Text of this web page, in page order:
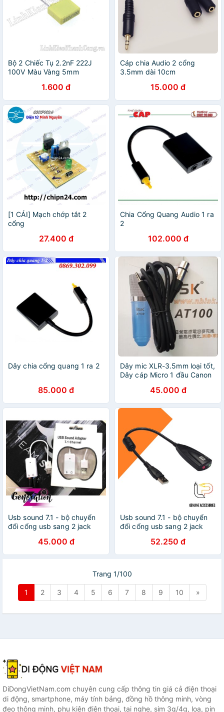
Bộ 2 Chiếc Tụ 2.2nF 222J
100V Màu Vàng 5mm
1.600 đ
Cáp chia Audio 2 cổng
3.5mm dài 10cm
15.000 đ
[1 CÁI] Mạch chớp tắt 2
cổng
27.400 đ
Chia Cổng Quang Audio 1 ra
2
102.000 đ
Dây chia cổng quang 1 ra 2
85.000 đ
Dây mic XLR-3.5mm loại tốt,
Dây cáp Micro 1 đầu Canon
45.000 đ
Usb sound 7.1 - bộ chuyển
đổi cổng usb sang 2 jack
45.000 đ
Usb sound 7.1 - bộ chuyển
đổi cổng usb sang 2 jack
52.250 đ
Trang 1/100
1 2 3 4 5 6 7 8 9 10 »
DiDongVietNam.com chuyên cung cấp thông tin giá cả điện thoại
di động, smartphone, máy tính bảng, đồng hồ thông minh, vòng
đeo thông minh, phụ kiện điện thoại, tai nghe, sim 3g/4g, loa, pin